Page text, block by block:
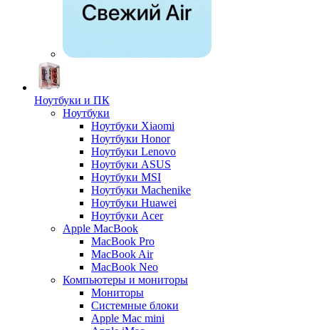
Ноутбуки и ПК
Ноутбуки
Ноутбуки Xiaomi
Ноутбуки Honor
Ноутбуки Lenovo
Ноутбуки ASUS
Ноутбуки MSI
Ноутбуки Machenike
Ноутбуки Huawei
Ноутбуки Acer
Apple MacBook
MacBook Pro
MacBook Air
MacBook Neo
Компьютеры и мониторы
Мониторы
Системные блоки
Apple Mac mini